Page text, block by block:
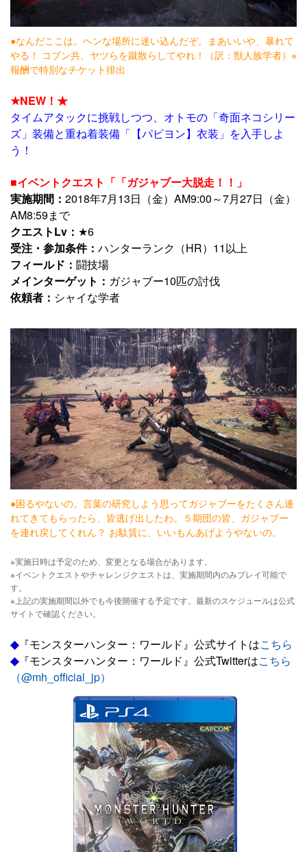
●なんだここは。ヘンな場所に迷い込んだぞ。まあいいや、暴れて
やる！ コブン共、ヤツらを蹴散らしてやれ！（訳：獣人族学者）※
報酬で特別なチケット排出
★NEW！★
タイムアタックに挑戦しつつ、オトモの「奇面ネコシリー
ズ」装備と重ね着装備「【パピヨン】衣装」を入手しよ
う！
■イベントクエスト「「ガジャブー大脱走！！」
実施期間： 2018年7月13日（金）AM9:00～7月27日（金）
AM8:59まで
クエストLv： ★6
受注・参加条件： ハンターランク（HR）11以上
フィールド： 闘技場
メインターゲット： ガジャブー10匹の討伐
依頼者： シャイな学者
●困るやないの。言葉の研究しよう思ってガジャブーをたくさん連
れてきてもらったら、皆逃げ出したわ。５期団の皆、ガジャブー
を連れ戻してくれん？ お駄賃に、いいもんあげようやないの。
※実施日時は予定のため、変更となる場合があります。
※イベントクエストやチャレンジクエストは、実施期間内のみプレイ可能で
す。
※上記の実施期間以外でも今後開催する予定です。最新のスケジュールは公式
サイトで確認ください。
◆『モンスターハンター：ワールド』公式サイトはこちら
◆『モンスターハンター：ワールド』公式Twitterはこちら
（@mh_official_jp）